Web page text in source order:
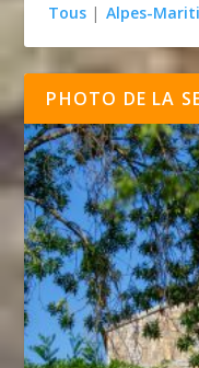
Tous | Alpes-
PHOTO DE LA